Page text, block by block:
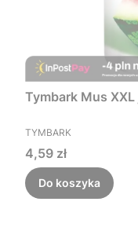
PRODUCENT
TYMBARK
Cena
4,59 zł
Do koszyka